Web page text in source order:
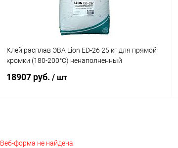
Клей расплав ЭВА Lion ED-26 25 кг для прямой
кромки (180-200°C) ненаполненный
18907 руб. / шт
Купить в 1 клик
Веб-форма не найдена.